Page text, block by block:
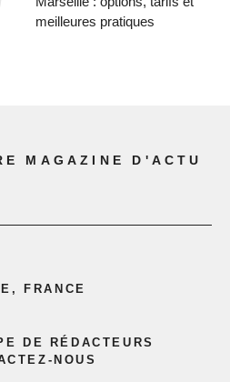
meilleures pratiques
MAGAZINE D'ACTU
FRANCE
DE RÉDACTEURS
NOUS